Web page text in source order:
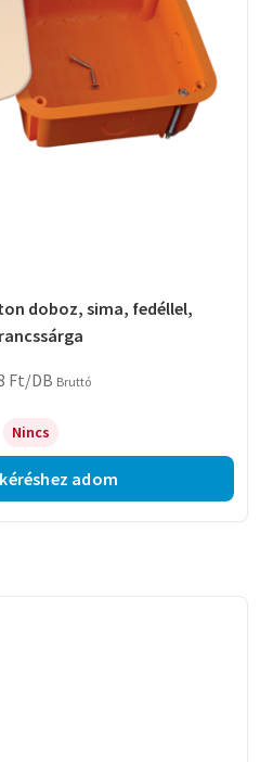
doboz, sima, fedéllel,
Ft/DB Bruttó
Nincs
adom